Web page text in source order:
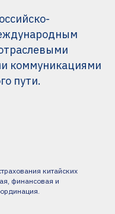
коммуникациями
пути.
китайских
финансовая и